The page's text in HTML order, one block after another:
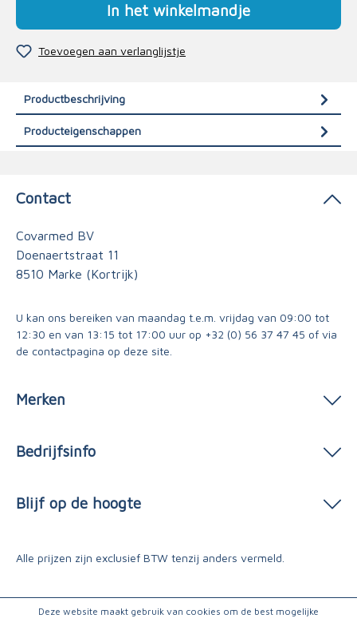
In het winkelmandje
Toevoegen aan verlanglijstje
Productbeschrijving
Producteigenschappen
Contact
Covarmed BV
Doenaertstraat 11
8510 Marke (Kortrijk)
U kan ons bereiken van maandag t.e.m. vrijdag van 09:00 tot
12:30 en van 13:15 tot 17:00 uur op +32 (0) 56 37 47 45 of via
de contactpagina op deze site.
Merken
Bedrijfsinfo
Blijf op de hoogte
Alle prijzen zijn exclusief BTW tenzij anders vermeld.
Deze website maakt gebruik van cookies om de best mogelijke